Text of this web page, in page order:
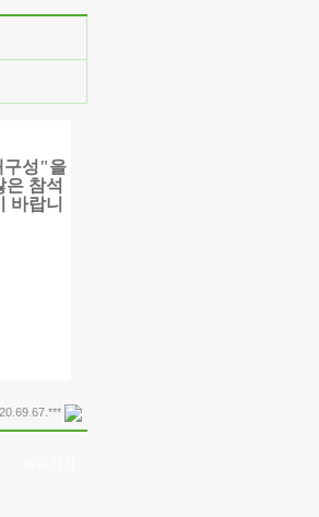
구성"을
은 참석
바랍니